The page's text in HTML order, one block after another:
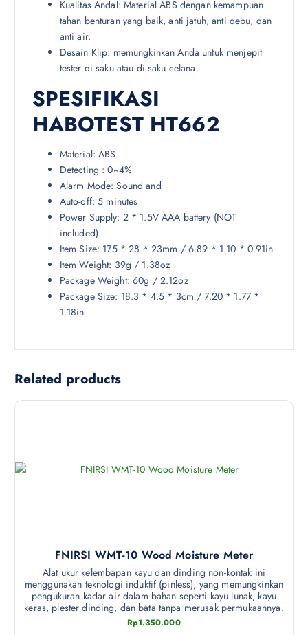
Kualitas Andal: Material ABS dengan kemampuan
tahan benturan yang baik, anti jatuh, anti debu, dan
anti air.
Desain Klip: memungkinkan Anda untuk menjepit
tester di saku atau di saku celana.
SPESIFIKASI
HABOTEST HT662
Material: ABS
Detecting : 0~4%
Alarm Mode: Sound and
Auto-off: 5 minutes
Power Supply: 2 * 1.5V AAA battery (NOT
included)
Item Size: 175 * 28 * 23mm / 6.89 * 1.10 * 0.91in
Item Weight: 39g / 1.38oz
Package Weight: 60g / 2.12oz
Package Size: 18.3 * 4.5 * 3cm / 7.20 * 1.77 *
1.18in
Related products
FNIRSI WMT-10 Wood Moisture Meter
Alat ukur kelembapan kayu dan dinding non-kontak ini
menggunakan teknologi induktif (pinless), yang memungkinkan
pengukuran kadar air dalam bahan seperti kayu lunak, kayu
keras, plester dinding, dan bata tanpa merusak permukaannya.
Rp1.350.000